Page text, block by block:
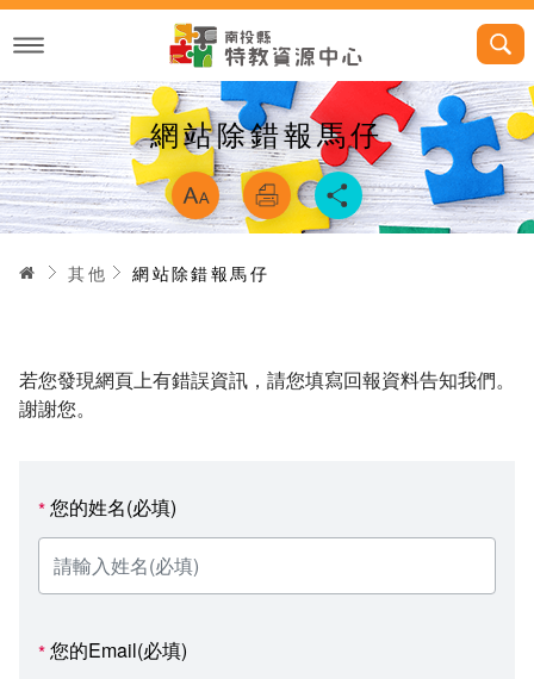
跳
主
內
容
網站除錯報馬仔 略過字型切換
首頁其他 網站除錯報馬仔
若您發現網頁上有錯誤資訊，請您填寫回報資料告知我們。
謝謝您。
*您的姓名(必填)
*您的Email(必填)